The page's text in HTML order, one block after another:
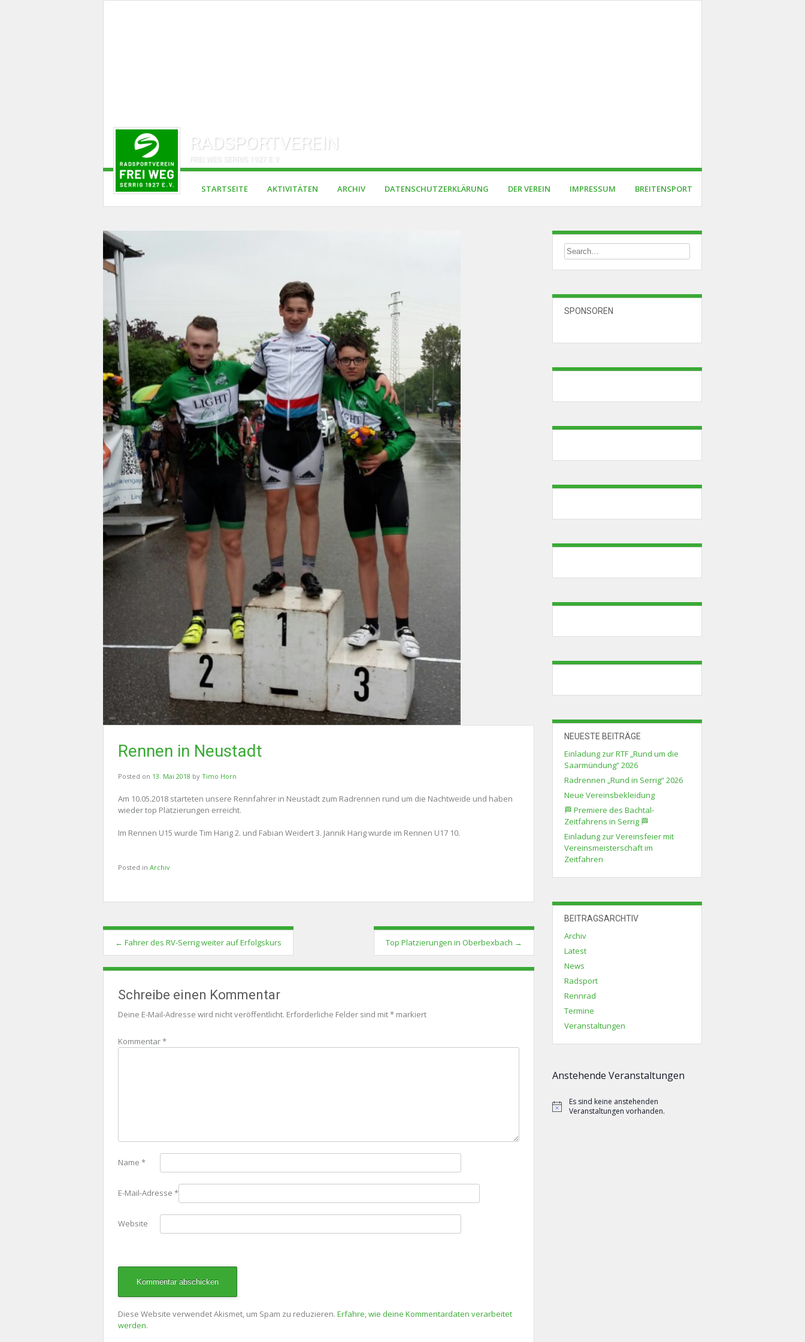
RADSPORTVEREIN
FREI WEG SERRIG 1927 E.V.
STARTSEITE AKTIVITÄTEN ARCHIV DATENSCHUTZERKLÄRUNG DER VEREIN IMPRESSUM BREITENSPORT
Rennen in Neustadt
Posted on 13. Mai 2018 by Timo Horn
Am 10.05.2018 starteten unsere Rennfahrer in Neustadt zum Radrennen rund um die Nachtweide und haben
wieder top Platzierungen erreicht.
Im Rennen U15 wurde Tim Harig 2. und Fabian Weidert 3. Jannik Harig wurde im Rennen U17 10.
Posted in Archiv
Post
navigation
← Fahrer des RV-Serrig weiter auf Erfolgskurs Top Platzierungen in Oberbexbach →
Schreibe einen Kommentar
Deine E-Mail-Adresse wird nicht veröffentlicht. Erforderliche Felder sind mit* markiert
Kommentar*
Name *
E-Mail-Adresse *
Website
Diese Website verwendet Akismet, um Spam zu reduzieren. Erfahre, wie deine Kommentardaten verarbeitet
werden.
SPONSOREN
NEUESTE BEITRÄGE
Einladung zur RTF „Rund um die
Saarmündung“ 2026
Radrennen „Rund in Serrig“ 2026
Neue Vereinsbekleidung
🏁 Premiere des Bachtal-
Zeitfahrens in Serrig 🏁
Einladung zur Vereinsfeier mit
Vereinsmeisterschaft im
Zeitfahren
BEITRAGSARCHTIV
Archiv
Latest
News
Radsport
Rennrad
Termine
Veranstaltungen
Anstehende Veranstaltungen
Hinweis
Es sind keine anstehenden
Veranstaltungen vorhanden.